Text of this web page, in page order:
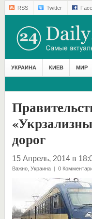
RSS Twitter
УКРАИНА КИЕВ МИР
дорог
15 Апрель, 2014 в
Важно, Украина | 0